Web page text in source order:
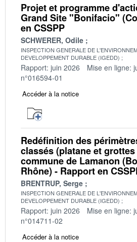
Projet et programme
Grand Site "Bonifacio"
en CSSPP
SCHWERER, Odile
INSPECTION GENERALE DE
DEVELOPPEMENT DURABLE (IGEDD)
Rapport: juin 2026 Mise en ligne:
n°016594-01
Accéder à la notice
Redéfinition des
classés (platane et
commune de Lamanon
Rhône) - Rapport en
BRENTRUP, Serge
INSPECTION GENERALE DE
DEVELOPPEMENT DURABLE (IGEDD)
Rapport: juin 2026 Mise en ligne:
n°014711-02
Accéder à la notice